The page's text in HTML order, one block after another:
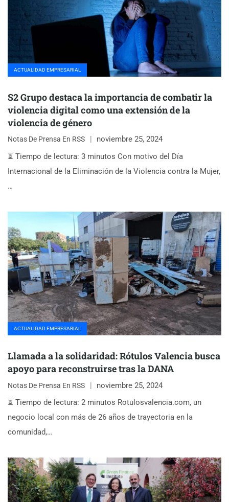
ACTUALIDAD EMPRESARIAL
S2 Grupo destaca la importancia de combatir la
violencia digital como una extensión de la
violencia de género
Notas De Prensa En RSS
noviembre 25, 2024
⏳ Tiempo de lectura: 3 minutos Con motivo del Día
Internacional de la Eliminación de la Violencia contra la Mujer,
…
ACTUALIDAD EMPRESARIAL
Llamada a la solidaridad: Rótulos Valencia busca
apoyo para reconstruirse tras la DANA
Notas De Prensa En RSS
noviembre 25, 2024
⏳ Tiempo de lectura: 2 minutos Rotulosvalencia.com, un
negocio local con más de 26 años de trayectoria en la
comunidad,…